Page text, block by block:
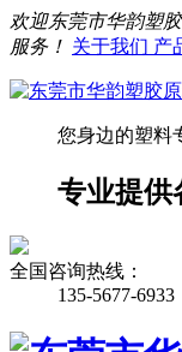
欢迎东莞市华韵塑
服务！ 关于我们 产
您身边的塑料
专业提供
全国咨询热线：
135-5677-6933